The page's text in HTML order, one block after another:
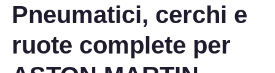
Pneumatici, cerchi e
ruote complete per